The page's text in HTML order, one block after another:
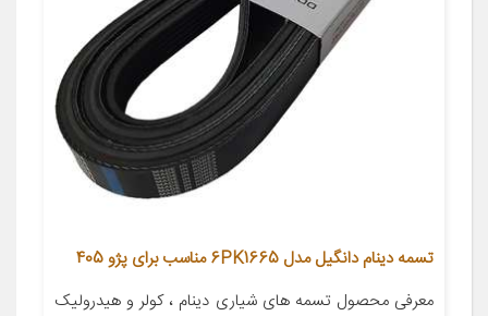
تسمه دینام دانگیل مدل 6PK1665 مناسب برای پژو 405
معرفی محصول تسمه های شیاری دینام ، کولر و هیدرولیک